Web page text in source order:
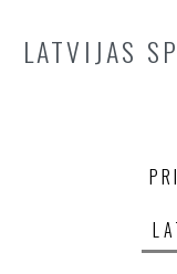
LATVIJAS